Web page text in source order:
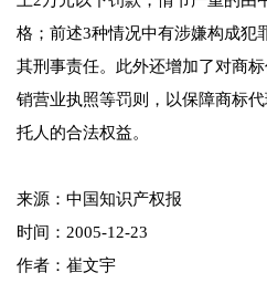
格；前述3种情况中有涉嫌构成犯
其刑事责任。此外还增加了对商
销营业执照等罚则，以保障商标
托人的合法权益。
来源：中国知识产权报
时间：2005-12-23
作者：崔文宇